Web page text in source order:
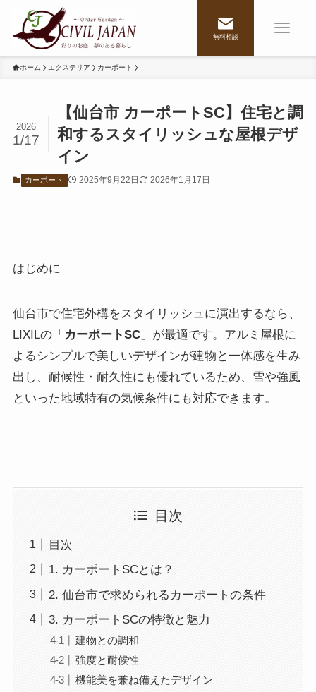
無料相談
ホーム エクステリア カーポート
【仙台市 カーポートSC】住宅と調
和するスタイリッシュな屋根デザ
イン
2026
1/17
カーポート 2025年9月22日 2026年1月17日
はじめに
仙台市で住宅外構をスタイリッシュに演出するなら、
LIXILの「 カーポートSC」が最適です。アルミ屋根に
よるシンプルで美しいデザインが建物と一体感を生み
出し、耐候性・耐久性にも優れているため、雪や強風
といった地域特有の気候条件にも対応できます。
目次
目次
1. カーポートSCとは？
2. 仙台市で求められるカーポートの条件
3. カーポートSCの特徴と魅力
建物との調和
強度と耐候性
機能美を兼ね備えたデザイン